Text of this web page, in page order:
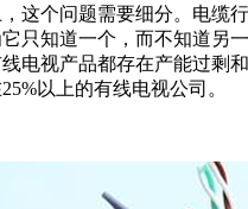
，这个问题需要细分。电缆
只知道一个，而不知道另
电视产品都存在产能过剩
以上的有线电视公司。